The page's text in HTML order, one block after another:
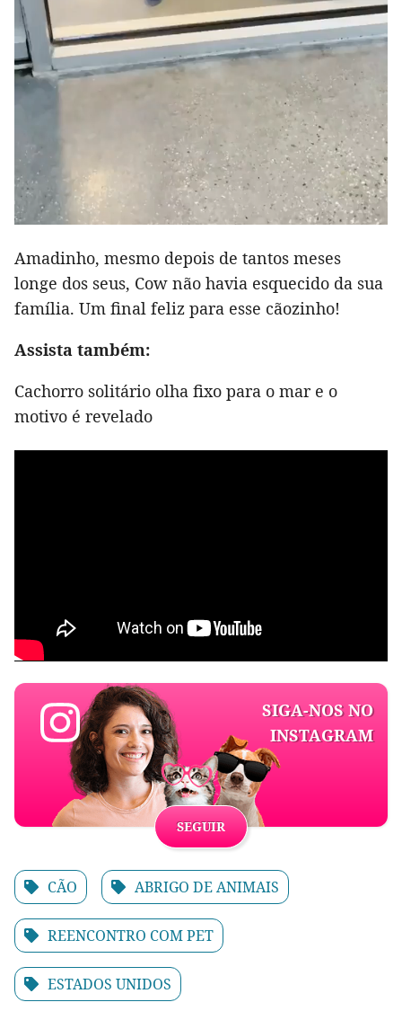
Amadinho, mesmo depois de tantos meses
longe dos seus, Cow não havia esquecido da sua
família. Um final feliz para esse cãozinho!
Assista também:
Cachorro solitário olha fixo para o mar e o
motivo é revelado
SIGA-NOS NO
INSTAGRAM
SEGUIR
CÃO ABRIGO DE ANIMAIS
REENCONTRO COM PET
ESTADOS UNIDOS